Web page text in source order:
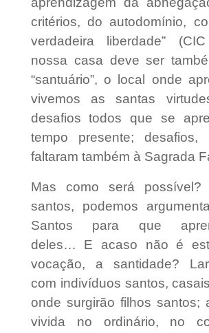
critérios, do autodomínio,
verdadeira liberdade”
nossa casa deve ser
“santuário”, o local onde
vivemos as santas
desafios todos que se
tempo presente; desafios,
faltaram também à Sagrada
Mas como será possível?
santos, podemos
Santos para que
deles… E acaso não é
vocação, a santidade?
com indivíduos santos,
onde surgirão filhos santos;
vivida no ordinário, no